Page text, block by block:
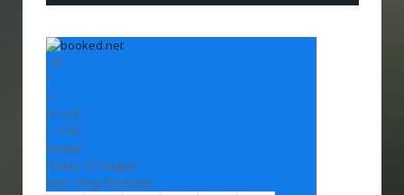
+31
°
C
H: +33°
L: +19°
Vranje
Friday, 07 August
See 7-Day Forecast